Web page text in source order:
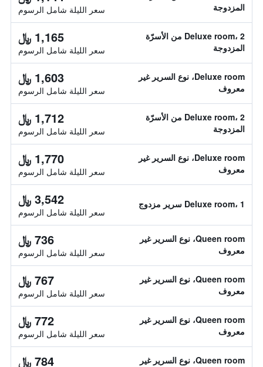
المزدوجة
سعر الليلة شامل الرسوم
Deluxe room، 2 من الأسرّة
المزدوجة
1,165 ﷼
سعر الليلة شامل الرسوم
Deluxe room، نوع السرير غير
معروف
1,603 ﷼
سعر الليلة شامل الرسوم
Deluxe room، 2 من الأسرّة
المزدوجة
1,712 ﷼
سعر الليلة شامل الرسوم
Deluxe room، نوع السرير غير
معروف
1,770 ﷼
سعر الليلة شامل الرسوم
Deluxe room، 1 سرير مزدوج 3,542 ﷼
سعر الليلة شامل الرسوم
Queen room، نوع السرير غير
معروف
736 ﷼
سعر الليلة شامل الرسوم
Queen room، نوع السرير غير
معروف
767 ﷼
سعر الليلة شامل الرسوم
Queen room، نوع السرير غير
معروف
772 ﷼
سعر الليلة شامل الرسوم
Queen room، نوع السرير غير
784 ﷼